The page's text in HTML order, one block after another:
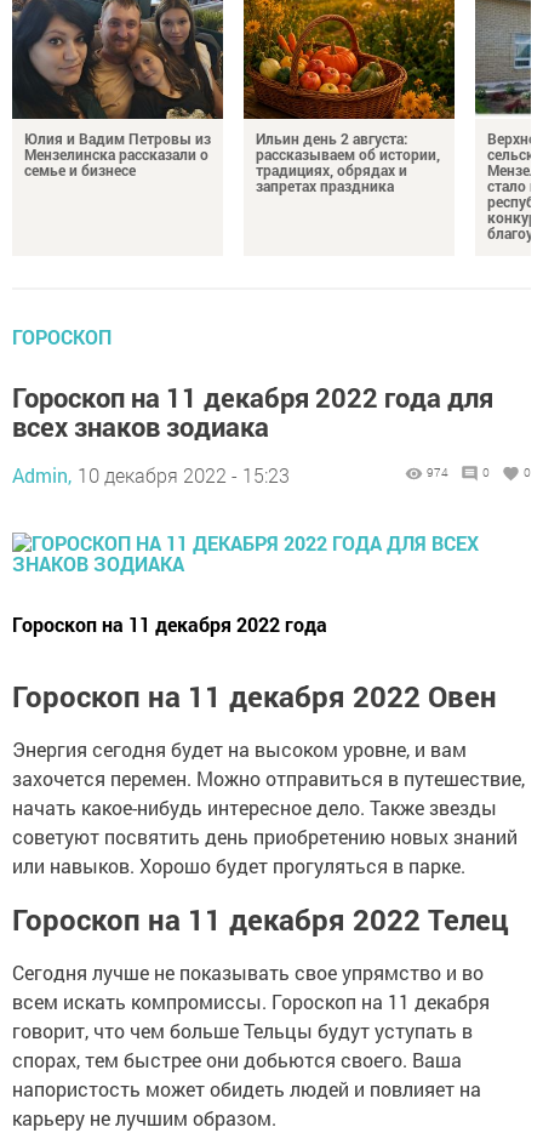
Юлия и Вадим Петровы из
Мензелинска рассказали о
семье и бизнесе
Ильин день 2 августа:
рассказываем об истории,
традициях, обрядах и
запретах праздника
стало
ГОРОСКОП
Гороскоп на 11 декабря 2022 года для
всех знаков зодиака
Admin, 10 декабря 2022 - 15:23 974 0 0
Гороскоп на 11 декабря 2022 года
Гороскоп на 11 декабря 2022 Овен
Энергия сегодня будет на высоком уровне, и вам
захочется перемен. Можно отправиться в путешествие,
начать какое-нибудь интересное дело. Также звезды
советуют посвятить день приобретению новых знаний
или навыков. Хорошо будет прогуляться в парке.
Гороскоп на 11 декабря 2022 Телец
Сегодня лучше не показывать свое упрямство и во
всем искать компромиссы. Гороскоп на 11 декабря
говорит, что чем больше Тельцы будут уступать в
спорах, тем быстрее они добьются своего. Ваша
напористость может обидеть людей и повлияет на
карьеру не лучшим образом.